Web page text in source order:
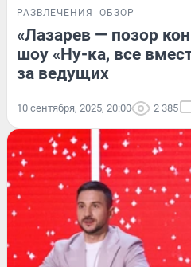
РАЗВЛЕЧЕНИЯ ОБЗОР
«Лазарев — позор
шоу «Ну-ка, все
за ведущих
10 сентября, 2025, 20:00 2 385